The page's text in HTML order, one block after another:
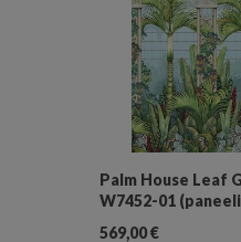
Palm House Leaf
W7452-01
569,00€